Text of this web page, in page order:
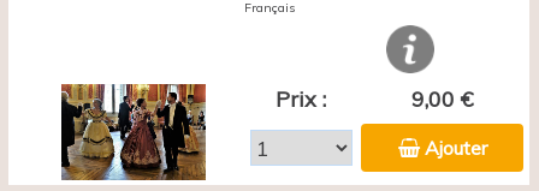
Français
Prix : 9,00 €
Ajouter